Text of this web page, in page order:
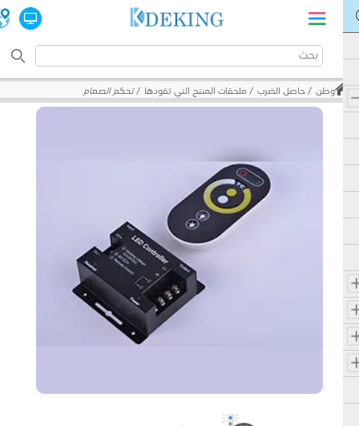
وطن حاصل الضرب ملحقات المنتج التي تقودها تحكم الصمام